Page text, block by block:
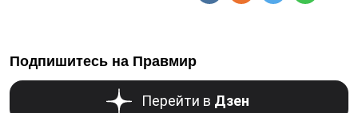
Подпишитесь на Правмир
Перейти в Дзен